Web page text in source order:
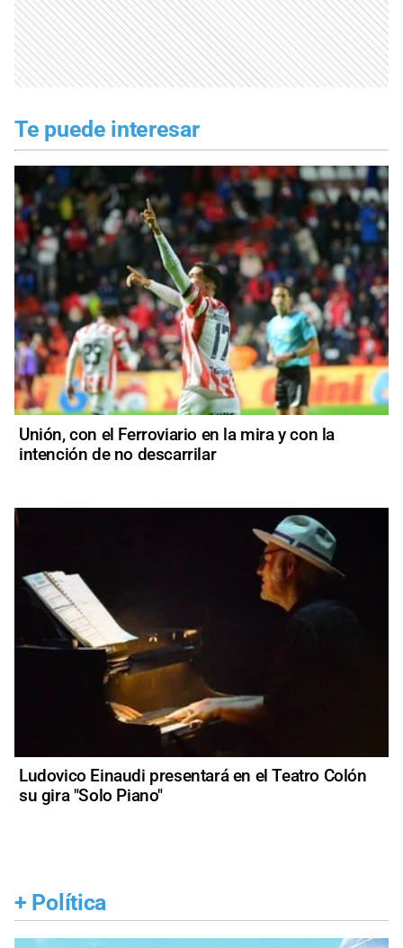
Te puede interesar
Unión, con el Ferroviario en la mira y con la
intención de no descarrilar
Ludovico Einaudi presentará en el Teatro Colón
su gira "Solo Piano"
+ Política